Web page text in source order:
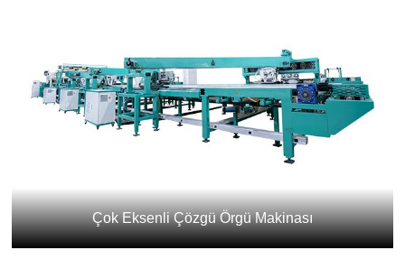
Çok Eksenli Çözgü Örgü Makinası